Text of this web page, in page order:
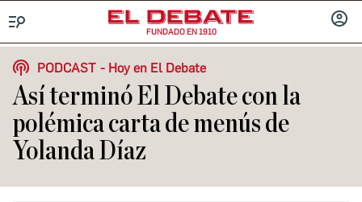
FUNDADO EN 1910
SESIÓN
PODCAST
Hoy en El Debate
Así terminó El Debate con la
polémica carta de menús de
Yolanda Díaz